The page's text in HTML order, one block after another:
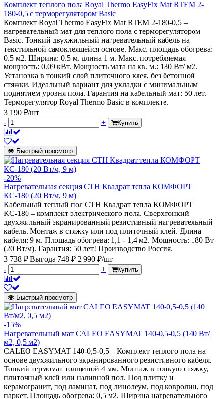
Комплект теплого пола Royal Thermo EasyFix Mat RTEM 2-
180-0,5 с терморегулятором Basic
Комплект Royal Thermo EasyFix Mat RTEM 2-180-0,5 –
нагревательный мат для теплого пола с терморегулятором
Basic. Тонкий двухжильный нагревательный кабель на
текстильной самоклеящейся основе. Макс. площадь обогрева:
0.5 м2. Ширина: 0,5 м, длина 1 м. Макс. потребляемая
мощность: 0.09 кВт. Мощность мата на кв. м.: 180 Вт/ м2.
Установка в тонкий слой плиточного клея, без бетонной
стяжки. Идеальный вариант для укладки с минимальным
поднятием уровня пола. Гарантия на кабельный мат: 50 лет.
Терморегулятор Royal Thermo Basic в комплекте.
3 190 ₽/шт
-
+ Купить
Быстрый просмотр
-20%
Нагревательная секция СТН Квадрат тепла КОМФОРТ
КС-180 (20 Вт/м, 9 м)
Кабельный теплый пол СТН Квадрат тепла КОМФОРТ
КС-180 – комплект электрического пола. Сверхтонкий
двухжильный экранированный резистивный нагревательный
кабель. Монтаж в стяжку или под плиточный клей. Длина
кабеля: 9 м. Площадь обогрева: 1,1 - 1,4 м2. Мощность: 180 Вт
(20 Вт/м). Гарантия: 50 лет! Производство Россия.
3 738 ₽ Выгода 748 ₽ 2 990 ₽/шт
-
+ Купить
Быстрый просмотр
-15%
Нагревательный мат CALEO EASYMAT 140-0,5-0,5 (140 Вт/
м2, 0,5 м2)
CALEO EASYMAT 140-0,5-0,5 – Комплект теплого пола на
основе двухжильного экранированного резистивного кабеля.
Тонкий термомат толщиной 4 мм. Монтаж в тонкую стяжку,
плиточный клей или наливной пол. Под плитку и
керамогранит, под ламинат, под линолеум, под ковролин, под
паркет. Площадь обогрева: 0,5 м2. Ширина нагревательного